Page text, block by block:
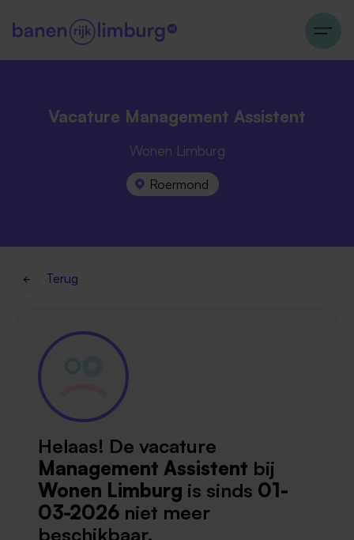
Vacature Management Assistent
Wonen Limburg
Roermond
Terug
Helaas! De vacature
Management Assistent bij
Wonen Limburg is sinds 01-
03-2026 niet meer
beschikbaar.